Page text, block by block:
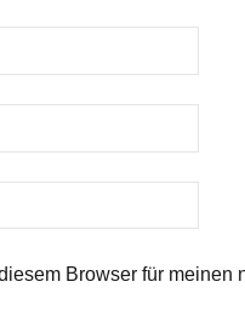
Browser für meinen